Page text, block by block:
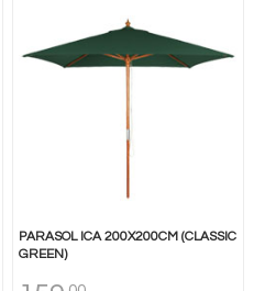
PARASOL ICA 200X200CM (CLASSIC
GREEN)